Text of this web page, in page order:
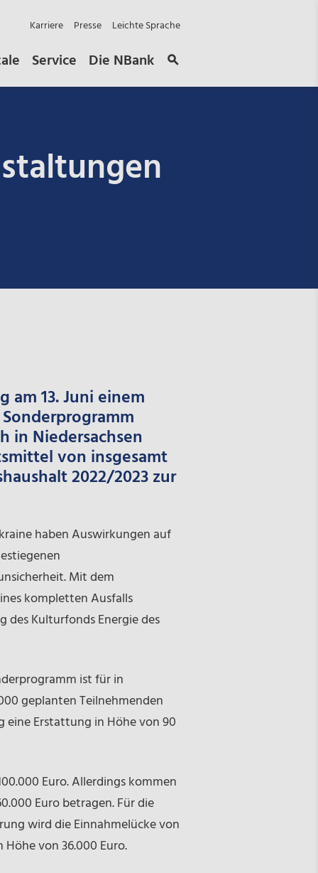
Karriere Presse Leichte Sprache
Service Die NBank
13. Juni einem
in Niedersachsen
von insgesamt
2022/2023 zur
haben Auswirkungen auf
Mit dem
kompletten Ausfalls
Kulturfonds Energie des
ist für in
geplanten Teilnehmenden
eine Erstattung in Höhe von 90
Euro. Allerdings kommen
Euro betragen. Für die
wird die Einnahmelücke von
von 36.000 Euro.